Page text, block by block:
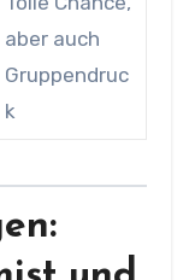
aber auch
Gruppendruc
k